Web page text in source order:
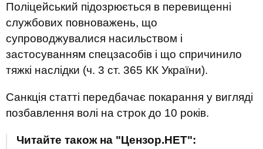
Поліцейський підозрюється в перевищенні
службових повноважень, що
супроводжувалися насильством і
застосуванням спецзасобів і що спричинило
тяжкі наслідки (ч. 3 ст. 365 КК України).
Санкція статті передбачає покарання у вигляді
позбавлення волі на строк до 10 років.
Читайте також на "Цензор.НЕТ":